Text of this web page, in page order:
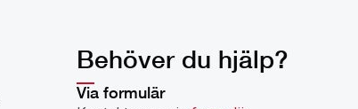
Behöver du hjälp?
Via formulär